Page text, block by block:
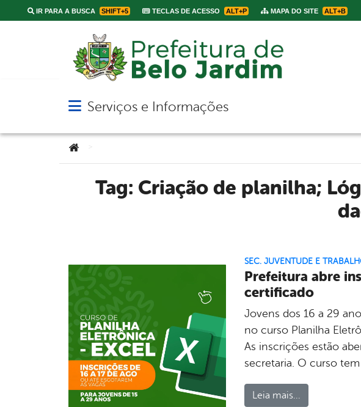
IR PARA A BUSCA SHIFT+5 TECLAS DE ACESSO ALT+P MAPA DO SITE ALT+B
Abrir menu principal de navegação
Serviços e Informações
Você está aqui:
Tag: Criação de planilha;
SEC. JUVENTUDE E
Prefeitura abre
certificado
Jovens dos 16 a 29
no curso Planilha
As inscrições estão
secretaria. O curso tem
Leia mais...